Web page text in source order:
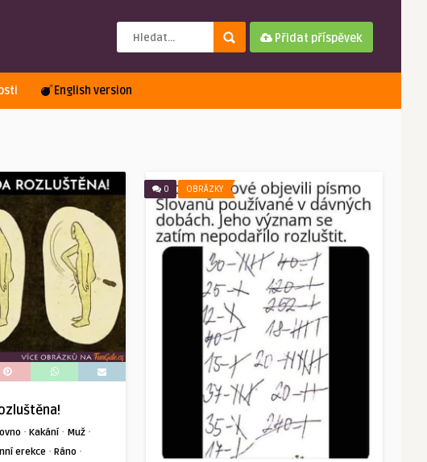
Přidat příspěvek
English version
· Kakání· Muž ·
erekce · Ráno ·
0 OBRÁZKY